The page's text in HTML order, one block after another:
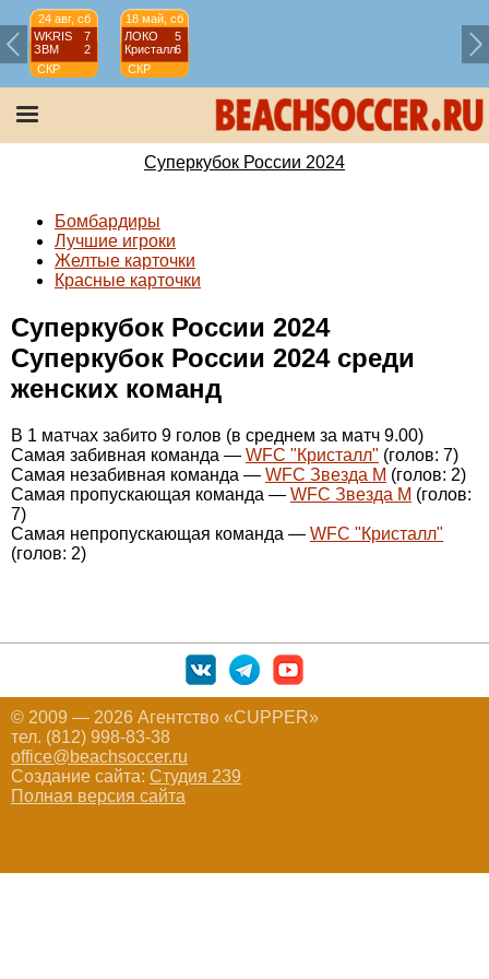
24 авг, сб
WKRIS
7
ЗВМ
2
СКР
Суперкубок
2024
18 май, сб
ЛОКО
5
Кристалл6
СКР
Суперкубок
Суперкубок России 2024
Бомбардиры
Лучшие игроки
Желтые карточки
Красные карточки
Суперкубок России 2024
Суперкубок России 2024 среди
женских команд
В 1 матчах забито 9 голов (в среднем за матч 9.00)
Самая забивная команда — WFC "Кристалл" (голов: 7)
Самая незабивная команда — WFC Звезда М (голов: 2)
Самая пропускающая команда — WFC Звезда М (голов:
7)
Самая непропускающая команда — WFC "Кристалл"
(голов: 2)
© 2009 — 2026 Агентство «CUPPER»
тел. (812) 998-83-38
office@beachsoccer.ru
Создание сайта: Студия 239
Полная версия сайта